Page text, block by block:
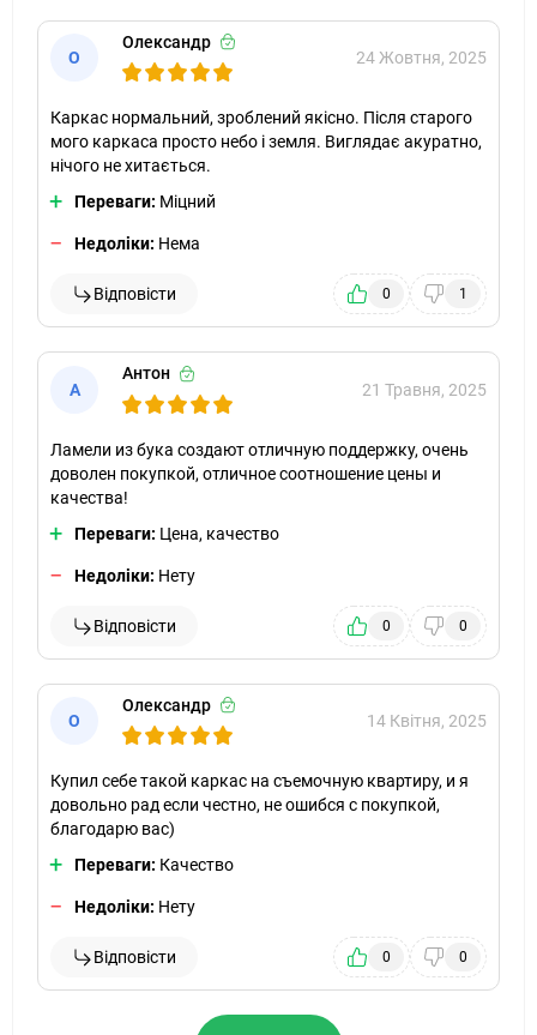
О
Олександр
24 Жовтня, 2025
Каркас нормальний, зроблений якісно. Після старого
мого каркаса просто небо і земля. Виглядає акуратно,
нічого не хитається.
Переваги: Міцний
Недоліки: Нема
Відповісти 0 1
А
Антон
21 Травня, 2025
Ламели из бука создают отличную поддержку, очень
доволен покупкой, отличное соотношение цены и
качества!
Переваги: Цена, качество
Недоліки: Нету
Відповісти 0 0
О
Олександр
14 Квітня, 2025
Купил себе такой каркас на съемочную квартиру, и я
довольно рад если честно, не ошибся с покупкой,
благодарю вас)
Переваги: Качество
Недоліки: Нету
Відповісти 0 0